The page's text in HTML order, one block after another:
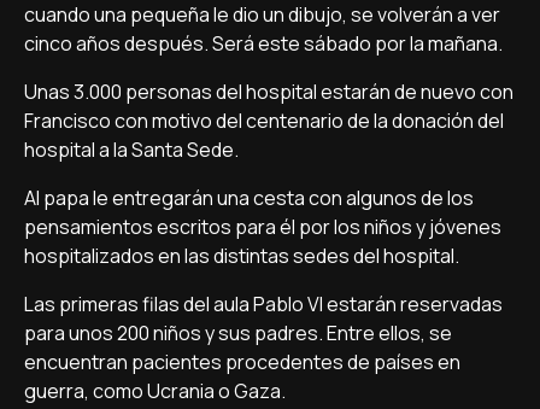
cuando una pequeña le dio un dibujo, se volverán a ver
cinco años después. Será este sábado por la mañana.
Unas 3.000 personas del hospital estarán de nuevo con
Francisco con motivo del centenario de la donación del
hospital a la Santa Sede.
Al papa le entregarán una cesta con algunos de los
pensamientos escritos para él por los niños y jóvenes
hospitalizados en las distintas sedes del hospital.
Las primeras filas del aula Pablo VI estarán reservadas
para unos 200 niños y sus padres. Entre ellos, se
encuentran pacientes procedentes de países en
guerra, como Ucrania o Gaza.